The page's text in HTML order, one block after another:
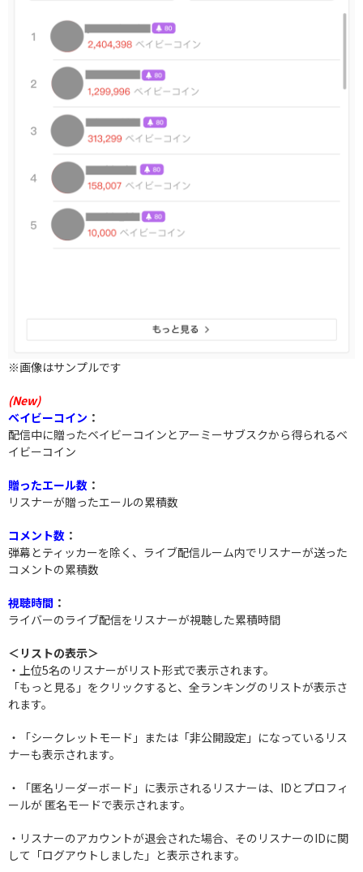
※画像はサンプルです
(New)
ベイビーコイン ：
配信中に贈ったベイビーコインとアーミーサブスクから得られるベ
イビーコイン
贈ったエール数 ：
リスナーが贈ったエールの累積数
コメント数 ：
弾幕とティッカーを除く、ライブ配信ルーム内でリスナーが送った
コメントの累積数
視聴時間 ：
ライバーのライブ配信をリスナーが視聴した累積時間
＜リストの表示＞
・上位5名のリスナーがリスト形式で表示されます。
「もっと見る」をクリックすると、全ランキングのリストが表示さ
れます。
・「シークレットモード」または「非公開設定」になっているリス
ナーも表示されます。
・「匿名リーダーボード」に表示されるリスナーは、IDとプロフィ
ールが 匿名モードで表示されます。
・リスナーのアカウントが退会された場合、そのリスナーのIDに関
して「ログアウトしました」と表示されます。